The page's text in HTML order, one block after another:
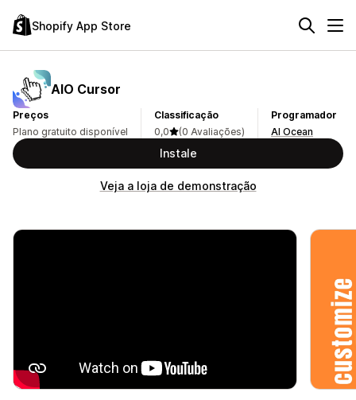
Shopify App Store
AIO Cursor
Preços
Plano gratuito disponível
Classificação
0,0
(0 Avaliações)
Programador
AI Ocean
Instale
Veja a loja de demonstração